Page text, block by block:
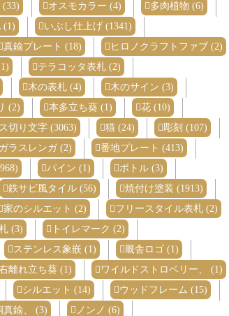
(33) オスモカラー (4)
多肉植物 (6)
(1)
いぶし仕上げ (1341)
真鍮プレート (18)
ヒロノクラフトファブ (2)
テラコッタ表札 (2)
木の表札 (4)
木のサイン (3)
(2) 本多立ち葵 (1)
花 (10)
切り文字 (3063) 猫 (24)
彫刻 (107)
ガラスレンガ (2)
番地プレート (413)
パイン (1)
ボトル (3)
鉄サビ風タイル (56)
焼付け塗装 (1913)
家のシルエット (2)
フリースタイル表札 (2)
(3)
トイレマーク (2)
ステンレス象嵌 (1)
厩舎ロゴ (1)
離れ立ち葵 (1)
ワイルドストロベリー、 (1)
シルエット (14)
ウッドフレーム (15)
真鍮、 (3)
ノンノ (6)